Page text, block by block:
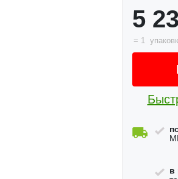
5
= 1
в